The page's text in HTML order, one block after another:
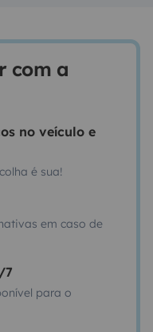
com a
no veículo e
é sua!
em caso de
7
para o